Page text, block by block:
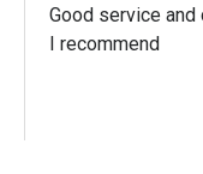
Good service
I recommend